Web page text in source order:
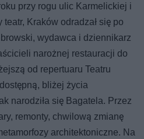
przy rogu ulic Karmelickiej i
Kraków odradzał się po
wydawca i dziennikarz
narożnej restauracji do
od repertuaru Teatru
bliżej życia
narodziła się Bagatela. Przez
remonty, chwilową zmianę
architektoniczne. Na